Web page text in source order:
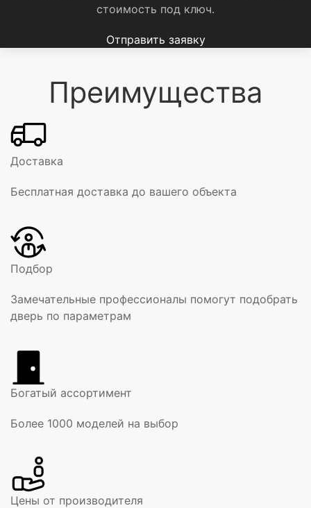
стоимость под ключ.
Отправить заявку
Преимущества
Доставка
Бесплатная доставка до вашего объекта
Подбор
Замечательные профессионалы помогут подобрать
дверь по параметрам
Богатый ассортимент
Более 1000 моделей на выбор
Цены от производителя